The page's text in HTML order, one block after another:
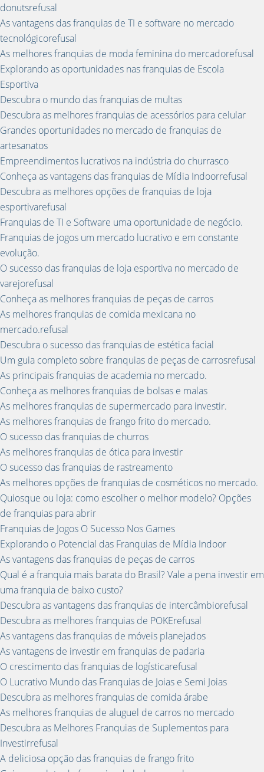
donutsrefusal
As vantagens das franquias de TI e software no mercado
tecnológicorefusal
As melhores franquias de moda feminina do mercadorefusal
Explorando as oportunidades nas franquias de Escola
Esportiva
Descubra o mundo das franquias de multas
Descubra as melhores franquias de acessórios para celular
Grandes oportunidades no mercado de franquias de
artesanatos
Empreendimentos lucrativos na indústria do churrasco
Conheça as vantagens das franquias de Mídia Indoorrefusal
Descubra as melhores opções de franquias de loja
esportivarefusal
Franquias de TI e Software uma oportunidade de negócio.
Franquias de jogos um mercado lucrativo e em constante
evolução.
O sucesso das franquias de loja esportiva no mercado de
varejorefusal
Conheça as melhores franquias de peças de carros
As melhores franquias de comida mexicana no
mercado.refusal
Descubra o sucesso das franquias de estética facial
Um guia completo sobre franquias de peças de carrosrefusal
As principais franquias de academia no mercado.
Conheça as melhores franquias de bolsas e malas
As melhores franquias de supermercado para investir.
As melhores franquias de frango frito do mercado.
O sucesso das franquias de churros
As melhores franquias de ótica para investir
O sucesso das franquias de rastreamento
As melhores opções de franquias de cosméticos no mercado.
Quiosque ou loja: como escolher o melhor modelo? Opções
de franquias para abrir
Franquias de Jogos O Sucesso Nos Games
Explorando o Potencial das Franquias de Mídia Indoor
As vantagens das franquias de peças de carros
Qual é a franquia mais barata do Brasil? Vale a pena investir em
uma franquia de baixo custo?
Descubra as vantagens das franquias de intercâmbiorefusal
Descubra as melhores franquias de POKErefusal
As vantagens das franquias de móveis planejados
As vantagens de investir em franquias de padaria
O crescimento das franquias de logísticarefusal
O Lucrativo Mundo das Franquias de Joias e Semi Joias
Descubra as melhores franquias de comida árabe
As melhores franquias de aluguel de carros no mercado
Descubra as Melhores Franquias de Suplementos para
Investirrefusal
A deliciosa opção das franquias de frango frito